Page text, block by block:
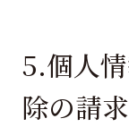
5.個人
除の請